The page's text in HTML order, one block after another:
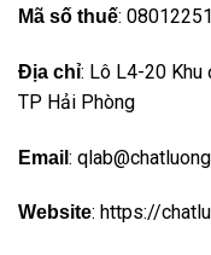
Mã số thuế:
Địa chỉ: Lô L4-20 Khu
TP Hải Phòng
Email :
Website: https://